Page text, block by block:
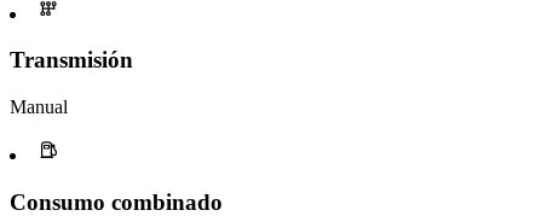
Transmisión
Manual
Consumo combinado